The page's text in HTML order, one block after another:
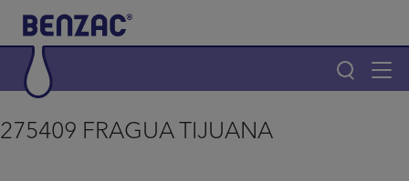
Skip to main content
Main navigation
275409 FRAGUA TIJUANA